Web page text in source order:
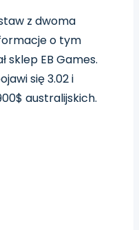
z dwoma
o tym
sklep EB Games.
się 3.02 i
australijskich.